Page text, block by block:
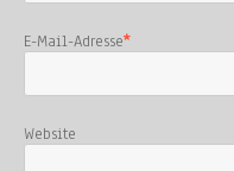
E-Mail-Adresse*
Website